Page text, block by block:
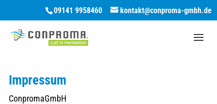
09141 9958460 kontakt@conproma-gmbh.de
Impressum
ConpromaGmbH